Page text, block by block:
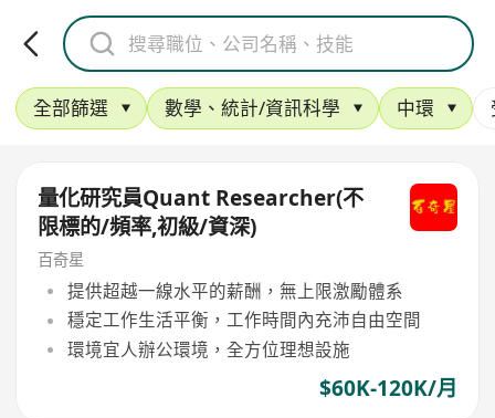
全部篩選 數學、統計/資訊科學 中環
量化研究員Quant Researcher(不
限標的/頻率,初級/資深)
百奇星
提供超越一線水平的薪酬，無上限激勵體系
穩定工作生活平衡，工作時間內充沛自由空間
環境宜人辦公環境，全方位理想設施
$60K-120K/月